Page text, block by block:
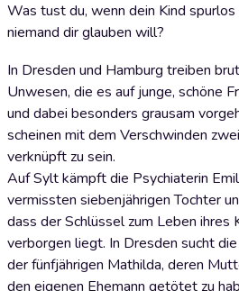
Was tust du, wenn dein Kind
niemand dir glauben will?
In Dresden und Hamburg treiben
Unwesen, die es auf junge, schöne
und dabei besonders grausam
scheinen mit dem Verschwinden
verknüpft zu sein.
Auf Sylt kämpft die Psychiaterin
vermissten siebenjährigen Tochter
dass der Schlüssel zum Leben ihres
verborgen liegt. In Dresden sucht
der fünfjährigen Mathilda, deren
den eigenen Ehemann getötet zu